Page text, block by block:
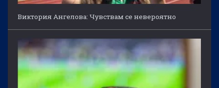
Виктория Ангелова: Чувствам се невероятно